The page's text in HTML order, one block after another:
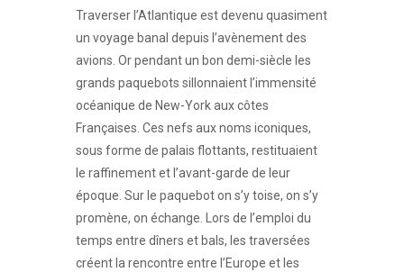
Traverser l’Atlantique est devenu quasiment
un voyage banal depuis l’avènement des
avions. Or pendant un bon demi-siècle les
grands paquebots sillonnaient l’immensité
océanique de New-York aux côtes
Françaises. Ces nefs aux noms iconiques,
sous forme de palais flottants, restituaient
le raffinement et l’avant-garde de leur
époque. Sur le paquebot on s’y toise, on s’y
promène, on échange. Lors de l’emploi du
temps entre dîners et bals, les traversées
créent la rencontre entre l’Europe et les